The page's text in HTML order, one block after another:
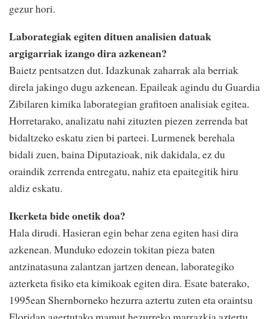
gezur hori.
Laborategiak egiten dituen analisien datuak
argigarriak izango dira azkenean?
Baietz pentsatzen dut. Idazkunak zaharrak ala berriak
direla jakingo dugu azkenean. Epaileak agindu du Guardia
Zibilaren kimika laborategian grafitoen analisiak egitea.
Horretarako, analizatu nahi zituzten piezen zerrenda bat
bidaltzeko eskatu zien bi parteei. Lurmenek berehala
bidali zuen, baina Diputazioak, nik dakidala, ez du
oraindik zerrenda entregatu, nahiz eta epaitegitik hiru
aldiz eskatu.
Ikerketa bide onetik doa?
Hala dirudi. Hasieran egin behar zena egiten hasi dira
azkenean. Munduko edozein tokitan pieza baten
antzinatasuna zalantzan jartzen denean, laborategiko
azterketa fisiko eta kimikoak egiten dira. Esate baterako,
1995ean Shernborneko hezurra aztertu zuten eta oraintsu